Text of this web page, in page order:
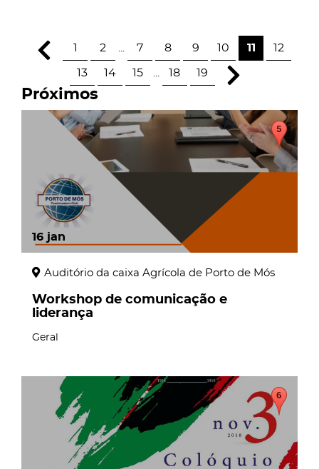
1 2 7 8 9 10 11 12
13 14 15 18 19
Próximos
16 jan
Auditório da caixa Agrícola de Porto de Mós
Workshop de comunicação e
liderança
Geral